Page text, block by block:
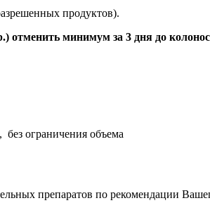
продуктов).
отменить минимум за 3 дня до
без ограничения объема
препаратов по рекомендации